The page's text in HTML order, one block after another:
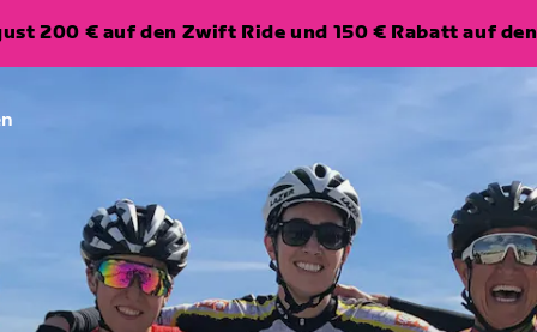
200 € auf den Zwift Ride und 150 € Rabatt auf den